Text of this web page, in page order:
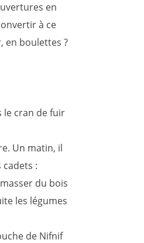
en
à ce
en boulettes ?
le cran de fuir
Un matin, il
:
du bois
les légumes
de Nifnif